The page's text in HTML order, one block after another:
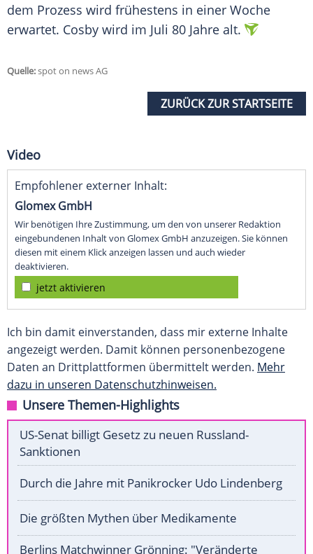
dem Prozess wird frühestens in einer Woche
erwartet. Cosby wird im Juli 80 Jahre alt.
Quelle:spot on news AG
ZURÜCK ZUR STARTSEITE
Video
Empfohlener externer Inhalt:
Glomex GmbH
Wir benötigen Ihre Zustimmung, um den von unserer Redaktion
eingebundenen Inhalt von Glomex GmbH anzuzeigen. Sie können
diesen mit einem Klick anzeigen lassen und auch wieder
deaktivieren.
jetzt aktivieren
Ich bin damit einverstanden, dass mir externe Inhalte
angezeigt werden. Damit können personenbezogene
Daten an Drittplattformen übermittelt werden. Mehr
dazu in unseren Datenschutzhinweisen.
Unsere Themen-Highlights
US-Senat billigt Gesetz zu neuen Russland-
Sanktionen
Durch die Jahre mit Panikrocker Udo Lindenberg
Die größten Mythen über Medikamente
Berlins Matchwinner Grönning: "Veränderte